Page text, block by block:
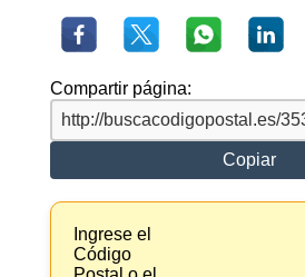
Compartir página:
Copiar
Ingrese el
Código